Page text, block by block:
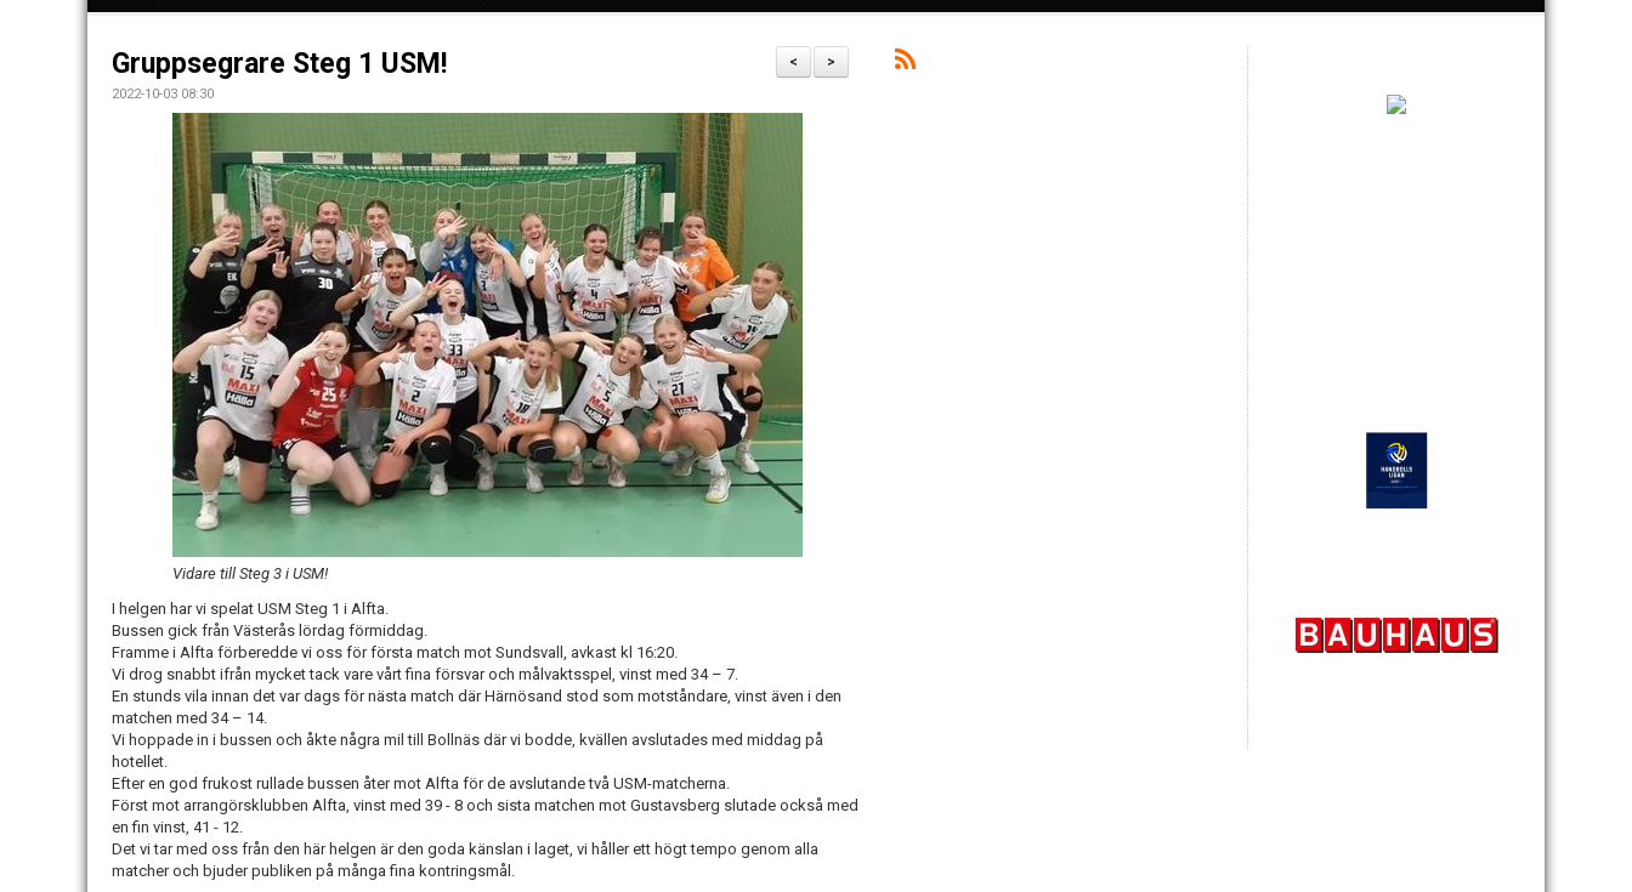
>
<
Gruppsegrare Steg 1 USM!
2022-10-03 08:30
Vidare till Steg 3 i USM!
I helgen har vi spelat USM Steg 1 i Alfta.
Bussen gick från Västerås lördag förmiddag.
Framme i Alfta förberedde vi oss för första match mot Sundsvall, avkast kl 16:20.
Vi drog snabbt ifrån mycket tack vare vårt fina försvar och målvaktsspel, vinst med 34 – 7.
En stunds vila innan det var dags för nästa match där Härnösand stod som motståndare, vinst även i den
matchen med 34 – 14.
Vi hoppade in i bussen och åkte några mil till Bollnäs där vi bodde, kvällen avslutades med middag på
hotellet.
Efter en god frukost rullade bussen åter mot Alfta för de avslutande två USM-matcherna.
Först mot arrangörsklubben Alfta, vinst med 39 - 8 och sista matchen mot Gustavsberg slutade också med
en fin vinst, 41 - 12.
Det vi tar med oss från den här helgen är den goda känslan i laget, vi håller ett högt tempo genom alla
matcher och bjuder publiken på många fina kontringsmål.